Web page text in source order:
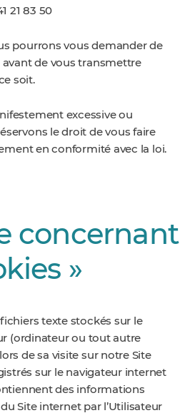
21 83 50
pourrons vous demander de
de vous transmettre
soit.
excessive ou
le droit de vous faire
en conformité avec la loi.
concernant
»
texte stockés sur le
(ordinateur ou tout autre
de sa visite sur notre Site
sur le navigateur internet
des informations
Site internet par l’Utilisateur